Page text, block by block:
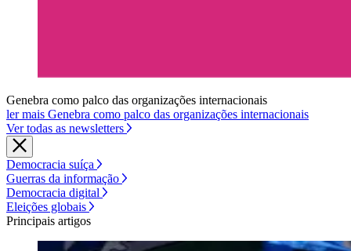
Genebra como palco das organizações internacionais
ler mais Genebra como palco das organizações internacionais
Ver todas as newsletters
Democracia suíça
Guerras da informação
Democracia digital
Eleições globais
Principais artigos